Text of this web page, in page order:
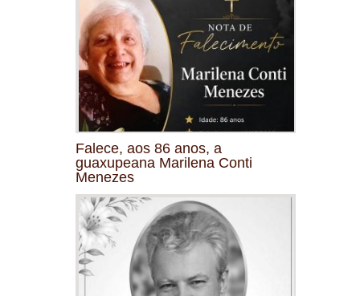
Falece, aos 86 anos, a
guaxupeana Marilena Conti
Menezes